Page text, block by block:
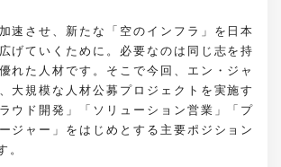
速させ、新たな「空のインフラ」を日本
げていくために。必要なのは同じ志を持
れた人材です。そこで今回、エン・ジャ
大規模な人材公募プロジェクトを実施す
ウド開発」「ソリューション営業」「プ
ジャー」をはじめとする主要ポジション
。